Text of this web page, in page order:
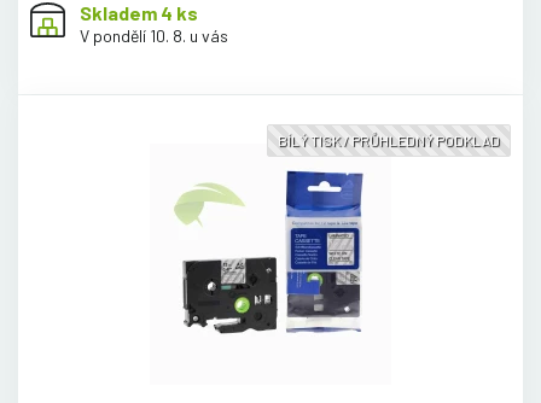
Skladem 4 ks
V pondělí 10. 8. u vás
BÍLÝ TISK / PRŮHLEDNÝ PODKLAD